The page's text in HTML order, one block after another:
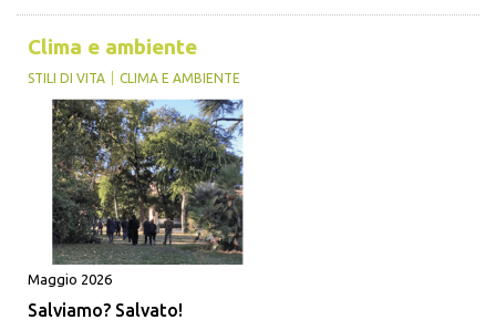
Clima e ambiente
STILI DI VITA CLIMA E AMBIENTE
Maggio 2026
Salviamo? Salvato!